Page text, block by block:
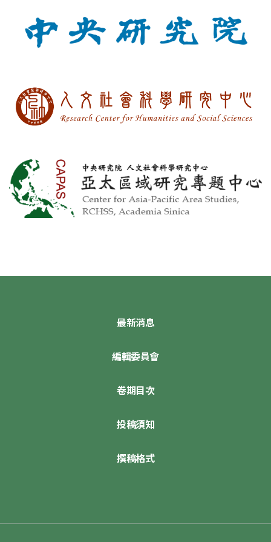
最新消息
編輯委員會
卷期目次
投稿須知
撰稿格式